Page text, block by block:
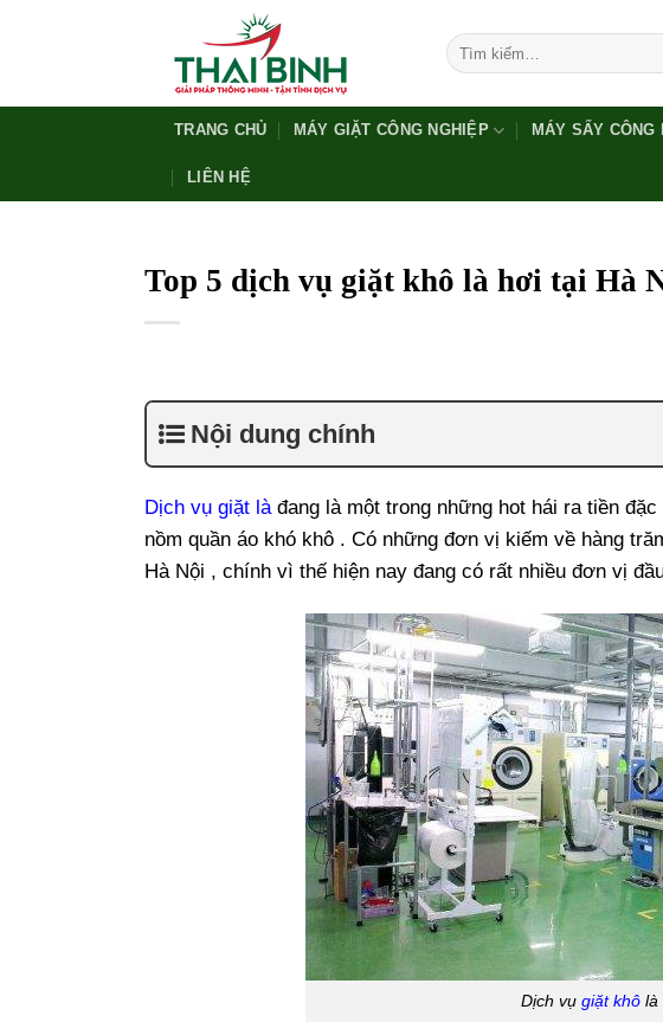
dung
Tìm
kiếm:
TRANG CHỦ MÁY GIẶT CÔNG NGHIỆP MÁY SẤY CÔNG
LIÊN HỆ
Top 5 dịch vụ giặt khô là hơi tại Hà
Nội dung chính
Dịch vụ giặt làđang là một trong những hot hái ra tiền
nồm quần áo khó khô . Có những đơn vị kiếm về hàng
Hà Nội , chính vì thế hiện nay đang có rất nhiều đơn vị
Dịch vụgiặt khô là